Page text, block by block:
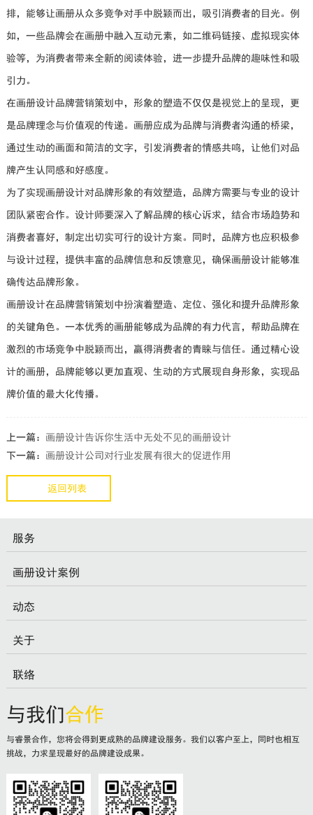
排，能够让画册从众多竞争对手中脱颖而出，吸引消费者的目光。例
如，一些品牌会在画册中融入互动元素，如二维码链接、虚拟现实体
验等，为消费者带来全新的阅读体验，进一步提升品牌的趣味性和吸
引力。
在画册设计品牌营销策划中，形象的塑造不仅仅是视觉上的呈现，更
是品牌理念与价值观的传递。画册应成为品牌与消费者沟通的桥梁，
通过生动的画面和简洁的文字，引发消费者的情感共鸣，让他们对品
牌产生认同感和好感度。
为了实现画册设计对品牌形象的有效塑造，品牌方需要与专业的设计
团队紧密合作。设计师要深入了解品牌的核心诉求，结合市场趋势和
消费者喜好，制定出切实可行的设计方案。同时，品牌方也应积极参
与设计过程，提供丰富的品牌信息和反馈意见，确保画册设计能够准
确传达品牌形象。
画册设计在品牌营销策划中扮演着塑造、定位、强化和提升品牌形象
的关键角色。一本优秀的画册能够成为品牌的有力代言，帮助品牌在
激烈的市场竞争中脱颖而出，赢得消费者的青睐与信任。通过精心设
计的画册，品牌能够以更加直观、生动的方式展现自身形象，实现品
牌价值的最大化传播。
上一篇： 画册设计告诉你生活中无处不见的画册设计
下一篇： 画册设计公司对行业发展有很大的促进作用
返回列表
服务
画册设计案例
动态
关于
联络
与我们合作
与睿景合作，您将会得到更成熟的品牌建设服务。我们以客户至上，同时也相互
挑战，力求呈现最好的品牌建设成果。